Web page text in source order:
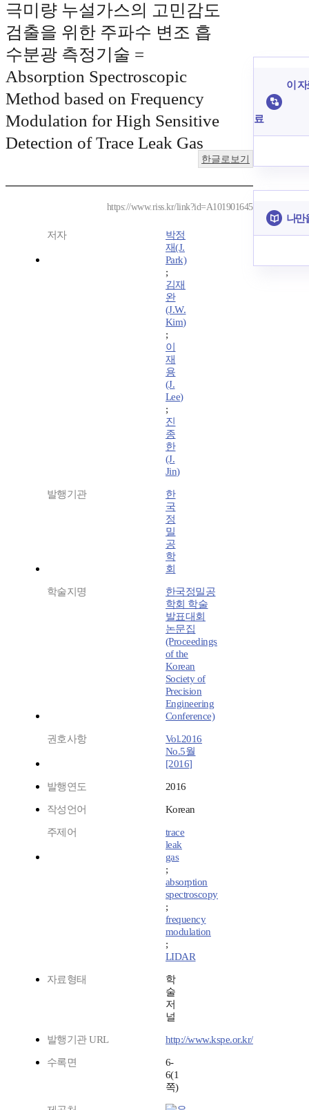
극미량 누설가스의 고민감도
검출을 위한 주파수 변조 흡
수분광 측정기술 =
Absorption Spectroscopic
Method based on Frequency
Modulation for High Sensitive
Detection of Trace Leak Gas
한글로보기
https://www.riss.kr/link?id=A101901645
저자
박정
재(J.
Park)
;
김재
완
(J.W.
Kim)
;
이
재
용
(J.
Lee)
;
진
종
한
(J.
Jin)
발행기관
한
국
정
밀
공
학
회
학술지명
한국정밀공
학회 학술
발표대회
논문집
(Proceedings
of the
Korean
Society of
Precision
Engineering
Conference)
권호사항
Vol.2016
No.5월
[2016]
발행연도 2016
작성언어 Korean
주제어
trace
leak
gas
;
absorption
spectroscopy
;
frequency
modulation
;
LIDAR
자료형태
학
술
저
널
발행기관 URL http://www.kspe.or.kr/
수록면
6-
6(1
쪽)
이
료
나만